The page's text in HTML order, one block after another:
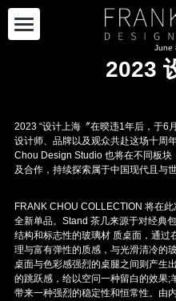
自有产品
自有产品
限量系列
RECTANGLE
ENSEMBLE
购买
其他
项目合作
项目
展览设计
策展
最新资讯
最新资讯
媒体报道
加入我们
June
2023
2023 “设计上海〞在暌违1年后，于6
设计师、品牌以及观众共赴这场十周
Chou Design Studio 也将在不同板
及合作，持续探索属于中国现代且与
FRANK CHOU COLLECTION 将在
全新单品。Stand 茶几来源于对经典
结构和标志性的玻璃材 质桌面，通过
理与富有弹性的质感，与光滑清冷的
桌面与色彩感强烈的桌腿之间则产生
的跳跃感，给以空问一种留白的效果;
带来一种强烈的稳定性和恒常性。由